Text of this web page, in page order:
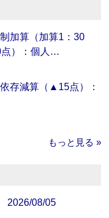
加算（加算1：30
点）：個人…
存減算（▲15点）：
もっと見る »
2026/08/05